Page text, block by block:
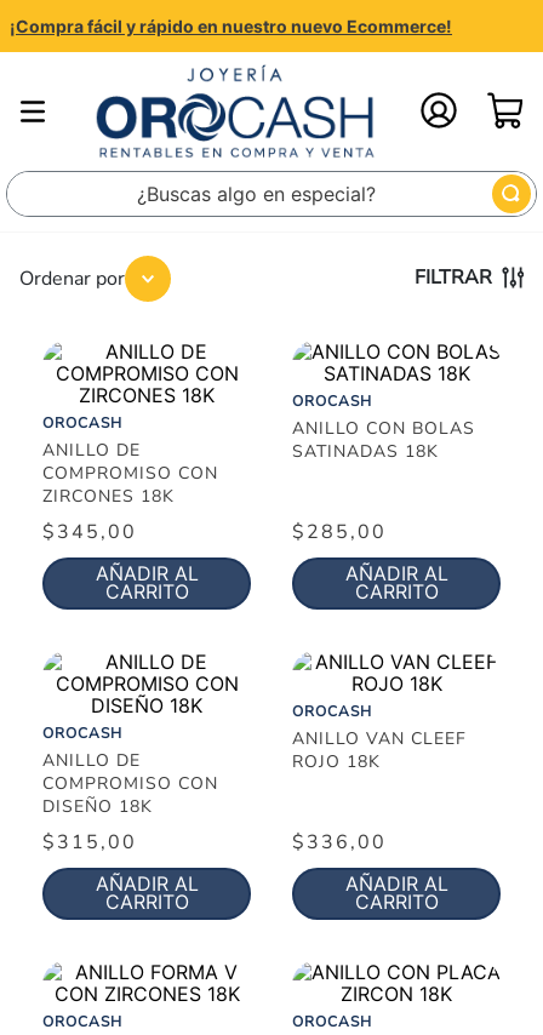
¡Compra fácil y rápido en nuestro nuevo Ecommerce!
¿Buscas algo en especial?
FILTRAR
OROCASH
ANILLO DE
COMPROMISO CON
ZIRCONES 18K
$345,00
AÑADIR AL
CARRITO
OROCASH
ANILLO CON BOLAS
SATINADAS 18K
$285,00
AÑADIR AL
CARRITO
OROCASH
ANILLO DE
COMPROMISO CON
DISEÑO 18K
$315,00
AÑADIR AL
CARRITO
OROCASH
ANILLO VAN CLEEF
ROJO 18K
$336,00
AÑADIR AL
CARRITO
OROCASH OROCASH